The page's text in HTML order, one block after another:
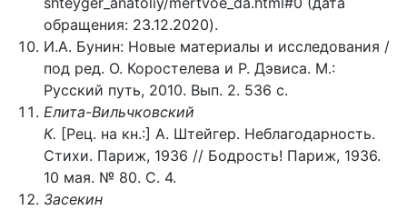
обращения: 23.12.2020).
И.А. Бунин: Новые материалы и исследования /
под ред. О. Коростелева и Р. Дэвиса. М.:
Русский путь, 2010. Вып. 2. 536 с.
Елита-Вильчковский
К. [Рец. на кн.:] А. Штейгер. Неблагодарность.
Стихи. Париж, 1936 // Бодрость! Париж, 1936.
10 мая. № 80. С. 4.
Засекин